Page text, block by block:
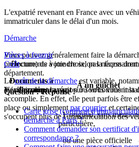
L'expatrié revenant en France avec un
immatriculer dans le délai d'un mois.
Démarche
Vous pouvez généralement faire la
préfecture) de votre choix, pas
département.
Vérifiez auparavantsur son comment la
accomplie. En effet, elle peut parfois être
place ou simplement par courrieret
s'occupent plus de l'immatriculation des
Pièces à fournir
Documents à joindre selon la façon
Documents à
fournir
À un guichet
- L'original, sans mention
particulière,
- ou une pièce officielle
Coût
Lecoût de la démarcheest variable,
du véhicule et la région où vous vous
Question ? Réponse !
Carte grise (certificat
démarche à Paris ?
Comment demander son certificat
correspondance ?